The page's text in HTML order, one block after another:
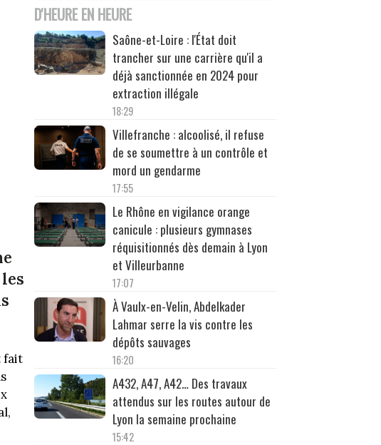
fait
D'HEURE EN HEURE
Saône-et-Loire : l'État doit
trancher sur une carrière qu'il a
déjà sanctionnée en 2024 pour
extraction illégale
18:29
Villefranche : alcoolisé, il refuse
de se soumettre à un contrôle et
mord un gendarme
17:55
Le Rhône en vigilance orange
canicule : plusieurs gymnases
réquisitionnés dès demain à Lyon
et Villeurbanne
17:07
À Vaulx-en-Velin, Abdelkader
Lahmar serre la vis contre les
dépôts sauvages
16:20
A432, A47, A42… Des travaux
attendus sur les routes autour de
Lyon la semaine prochaine
15:42